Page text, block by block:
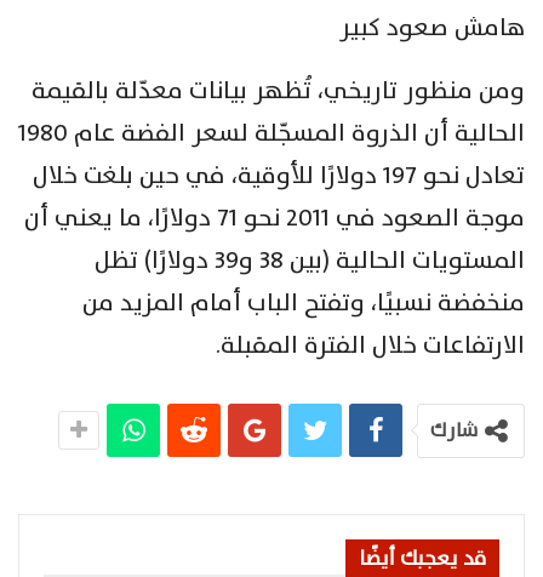
هامش صعود كبير
ومن منظور تاريخي، تُظهر بيانات معدّلة بالقيمة
الحالية أن الذروة المسجّلة لسعر الفضة عام 1980
تعادل نحو 197 دولارًا للأوقية، في حين بلغت خلال
موجة الصعود في 2011 نحو 71 دولارًا، ما يعني أن
المستويات الحالية (بين 38 و39 دولارًا) تظل
منخفضة نسبيًا، وتفتح الباب أمام المزيد من
الارتفاعات خلال الفترة المقبلة.
شارك
قد يعجبك أيضًا